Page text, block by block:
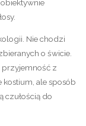
Nie chodzi
o świcie.
przyjemność z
kostium, ale sposób
czułością do